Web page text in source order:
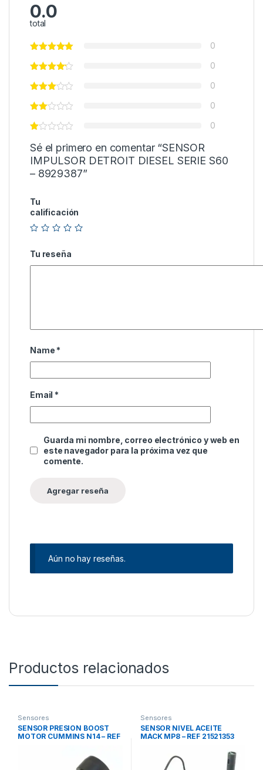
0.0
total
0
0
0
0
0
Sé el primero en comentar “SENSOR
IMPULSOR DETROIT DIESEL SERIE S60
– 8929387”
Tu
calificación
Tu reseña
Name *
Email *
Guarda mi nombre, correo electrónico y web en
este navegador para la próxima vez que
comente.
Aún no hay reseñas.
Productos relacionados
Sensores
SENSOR PRESION BOOST
MOTOR CUMMINS N14 – REF
Sensores
SENSOR NIVEL ACEITE
MACK MP8 – REF 21521353